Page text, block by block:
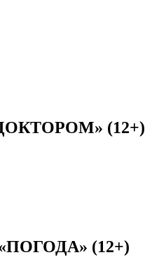
(12+)
(12+)